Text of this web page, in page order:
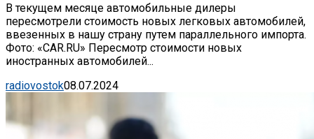
В текущем месяце автомобильные дилеры
пересмотрели стоимость новых легковых автомобилей,
ввезенных в нашу страну путем параллельного импорта.
Фото: «CAR.RU» Пересмотр стоимости новых
иностранных автомобилей...
radiovostok08.07.2024